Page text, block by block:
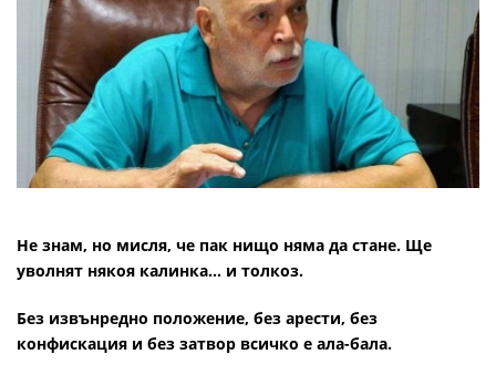
Не знам, но мисля, че пак нищо няма да стане. Ще
уволнят някоя калинка… и толкоз.
Без извънредно положение, без арести, без
конфискация и без затвор всичко е ала-бала.